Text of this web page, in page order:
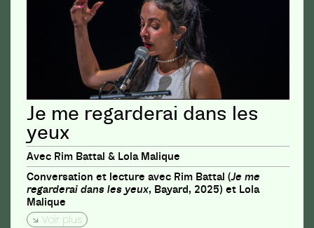
Je me regarderai dans les
yeux
Avec Rim Battal & Lola Malique
Conversation et lecture avec Rim Battal (Je me
regarderai dans les yeux, Bayard, 2025) et Lola
Malique
Voir plus